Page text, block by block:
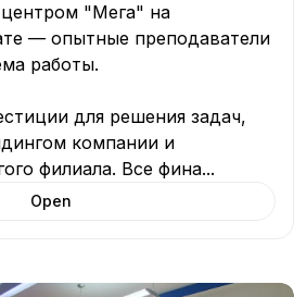
"Мега" на
— опытные преподаватели
работы.
для решения задач,
компании и
филиала. Все фина...
Open